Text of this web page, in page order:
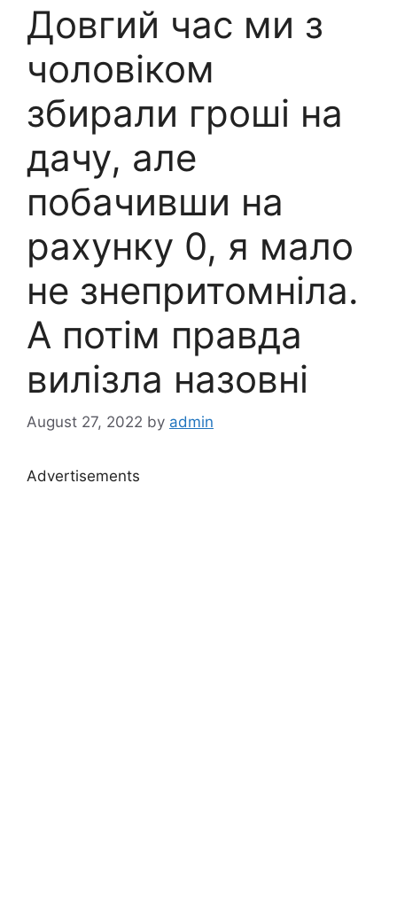
Довгий час ми з
чоловіком
збирали гроші на
дачу, але
побачивши на
рахунку 0, я мало
не знепритомніла.
А потім правда
вилізла назовні
August 27, 2022 by admin
Advertisements